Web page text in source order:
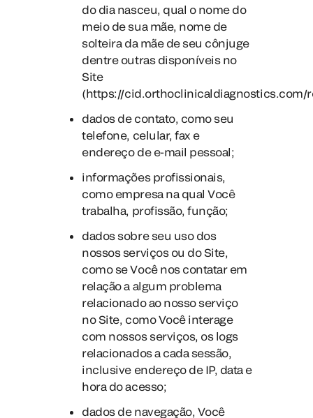
do dia nasceu, qual o nome do
meio de sua mãe, nome de
solteira da mãe de seu cônjuge
dentre outras disponíveis no
Site
(https://cid.orthoclinicaldiagnostics.com/
dados de contato, como seu
telefone, celular, fax e
endereço de e-mail pessoal;
informações profissionais,
como empresa na qual Você
trabalha, profissão, função;
dados sobre seu uso dos
nossos serviços ou do Site,
como se Você nos contatar em
relação a algum problema
relacionado ao nosso serviço
no Site, como Você interage
com nossos serviços, os logs
relacionados a cada sessão,
inclusive endereço de IP, data e
hora do acesso;
dados de navegação, Você